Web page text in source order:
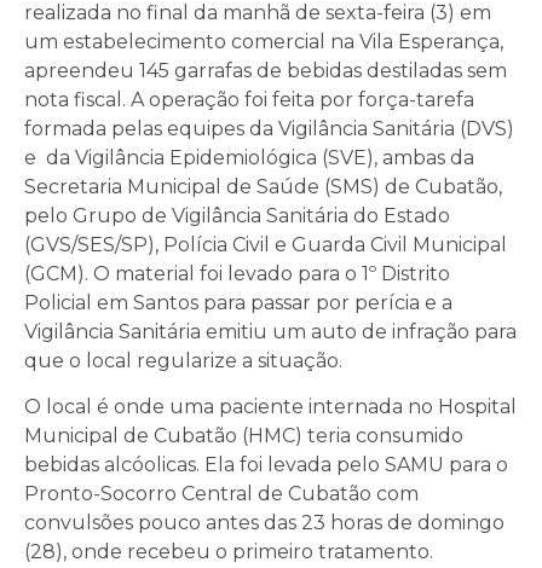
realizada no final da manhã de sexta-feira (3) em
um estabelecimento comercial na Vila Esperança,
apreendeu 145 garrafas de bebidas destiladas sem
nota fiscal. A operação foi feita por força-tarefa
formada pelas equipes da Vigilância Sanitária (DVS)
e da Vigilância Epidemiológica (SVE), ambas da
Secretaria Municipal de Saúde (SMS) de Cubatão,
pelo Grupo de Vigilância Sanitária do Estado
(GVS/SES/SP), Polícia Civil e Guarda Civil Municipal
(GCM). O material foi levado para o 1º Distrito
Policial em Santos para passar por perícia e a
Vigilância Sanitária emitiu um auto de infração para
que o local regularize a situação.
O local é onde uma paciente internada no Hospital
Municipal de Cubatão (HMC) teria consumido
bebidas alcóolicas. Ela foi levada pelo SAMU para o
Pronto-Socorro Central de Cubatão com
convulsões pouco antes das 23 horas de domingo
(28), onde recebeu o primeiro tratamento.